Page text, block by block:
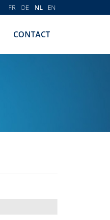
FR DE NL EN
CONTACT